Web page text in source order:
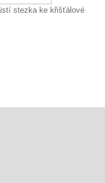
stezka ke křišťálové